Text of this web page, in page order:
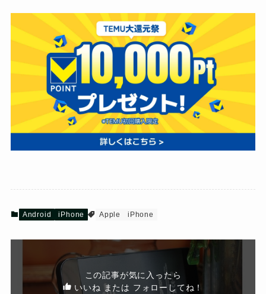
Android iPhone Apple iPhone
この記事が気に入ったら
いいね または フォローしてね！